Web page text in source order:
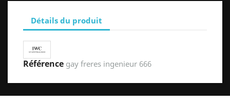
Détails du produit
Référence gay freres ingenieur 666